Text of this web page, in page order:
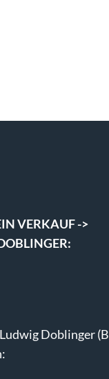
VERKAUF ->
Doblinger (B